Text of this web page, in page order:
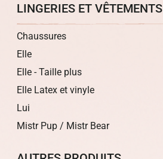
LINGERIES ET VÊTEMENTS
Chaussures
Elle
Elle - Taille plus
Elle Latex et vinyle
Lui
Mistr Pup / Mistr Bear